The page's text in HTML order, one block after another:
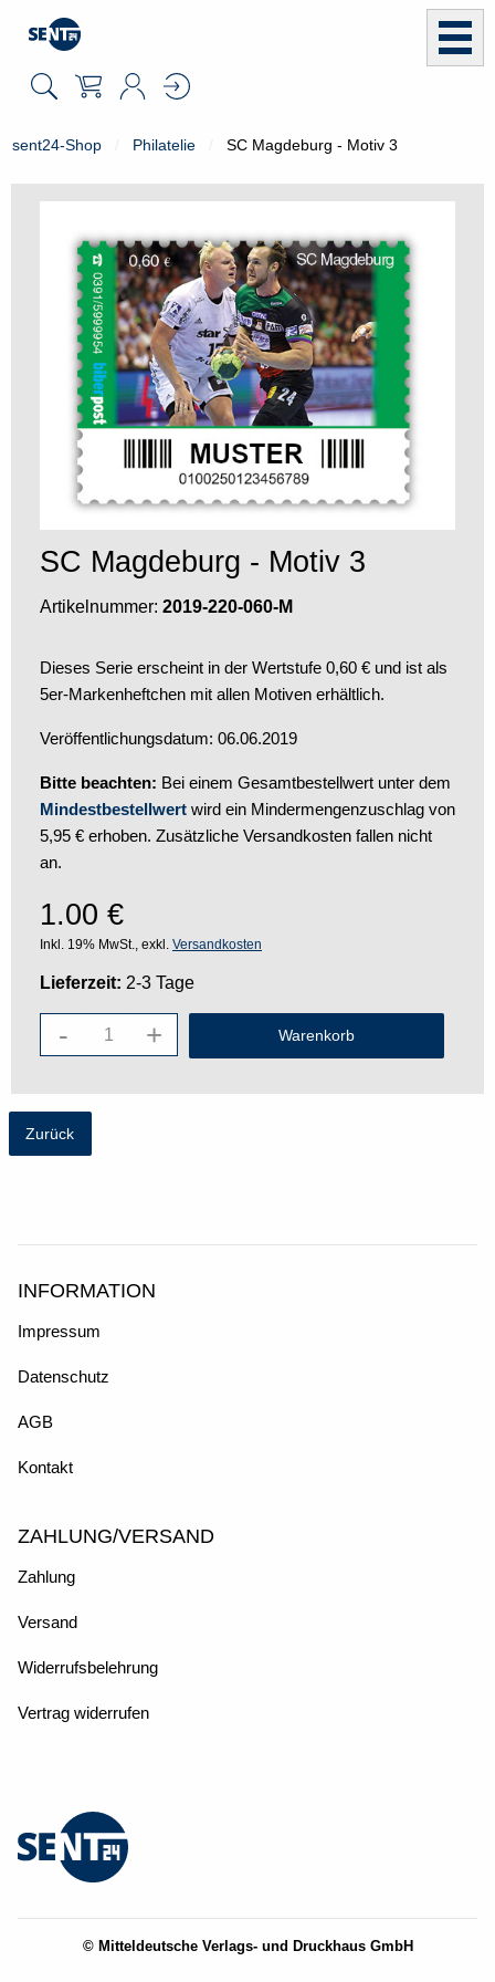
sent24-Shop Philatelie SC Magdeburg - Motiv 3
SC Magdeburg - Motiv 3
Artikelnummer: 2019-220-060-M
Dieses Serie erscheint in der Wertstufe 0,60 € und ist als
5er-Markenheftchen mit allen Motiven erhältlich.
Veröffentlichungsdatum: 06.06.2019
Bitte beachten: Bei einem Gesamtbestellwert unter dem
Mindestbestellwert wird ein Mindermengenzuschlag von
5,95 € erhoben. Zusätzliche Versandkosten fallen nicht
an.
1.00 €
Inkl. 19% MwSt., exkl. Versandkosten
Lieferzeit: 2-3 Tage
- +
Zurück
INFORMATION
Impressum
Datenschutz
AGB
Kontakt
ZAHLUNG/VERSAND
Zahlung
Versand
Widerrufsbelehrung
Vertrag widerrufen
© Mitteldeutsche Verlags- und Druckhaus GmbH